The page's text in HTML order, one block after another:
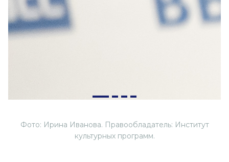
Фото: Ирина Иванова. Правообладатель: Институт
культурных программ.